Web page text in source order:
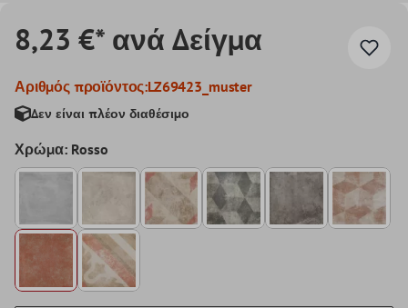
8,23 €* ανά Δείγμα
Αριθμός προϊόντος:LZ69423_muster
Δεν είναι πλέον διαθέσιμο
Χρώμα: Rosso